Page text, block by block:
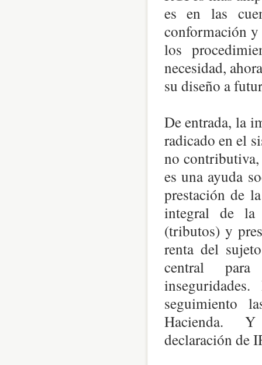
es en las
conformación
los
necesidad,
su diseño a
De entrada, la
radicado en el
no
es una ayuda
prestación de
integral de la
(tributos) y
renta del
central para
inseguridades.
seguimiento
Hacienda. Y
declaración de